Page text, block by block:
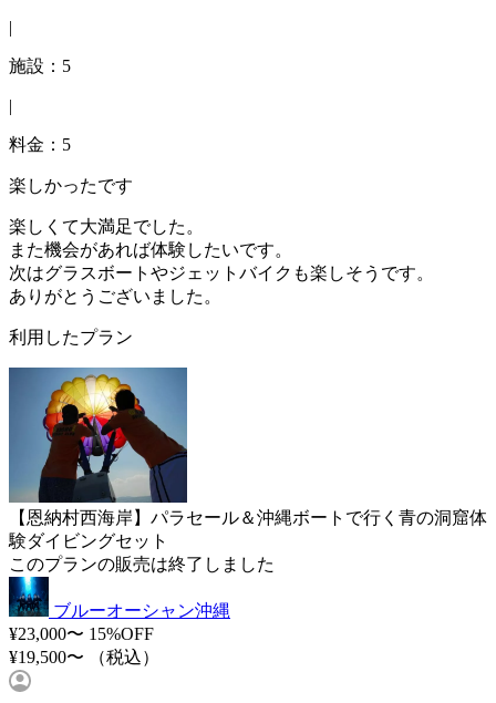
|
施設：5
|
料金：5
楽しかったです
楽しくて大満足でした。
また機会があれば体験したいです。
次はグラスボートやジェットバイクも楽しそうです。
ありがとうございました。
利用したプラン
【恩納村西海岸】パラセール＆沖縄ボートで行く青の洞窟体
験ダイビングセット
このプランの販売は終了しました
ブルーオーシャン沖縄
¥23,000〜 15%OFF
¥19,500〜
（税込）